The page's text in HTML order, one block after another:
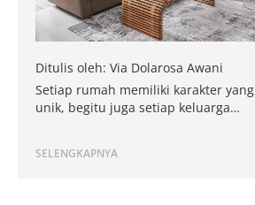
Ditulis oleh: Via Dolarosa Awani
Setiap rumah memiliki karakter yang
unik, begitu juga setiap keluarga…
SELENGKAPNYA